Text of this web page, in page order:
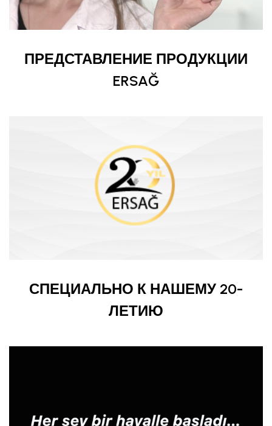
ПРЕДСТАВЛЕНИЕ ПРОДУКЦИИ
ERSAĞ
СПЕЦИАЛЬНО К НАШЕМУ 20-
ЛЕТИЮ